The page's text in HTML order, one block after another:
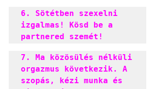
6. Sötétben szexelni
izgalmas! Kösd be a
partnered szemét!
7. Ma közösülés nélküli
orgazmus következik. A
szopás, kézi munka és